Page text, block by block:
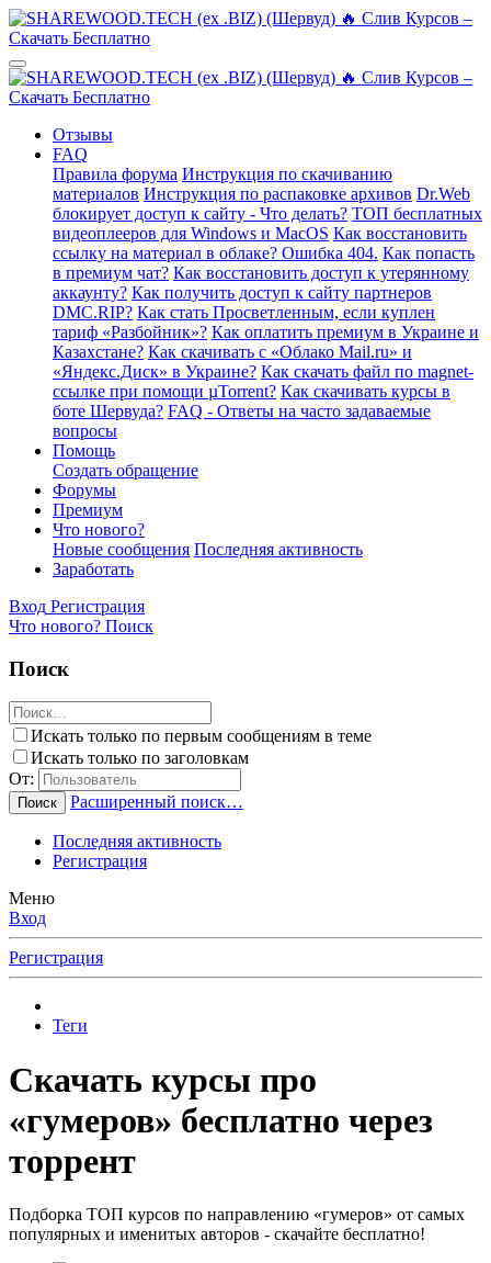
Отзывы
FAQ
Правила форума Инструкция по скачиванию
материалов Инструкция по распаковке архивов Dr.Web
блокирует доступ к сайту - Что делать? ТОП бесплатных
видеоплееров для Windows и MacOS Как восстановить
ссылку на материал в облаке? Ошибка 404. Как попасть
в премиум чат? Как восстановить доступ к утерянному
аккаунту? Как получить доступ к сайту партнеров
DMC.RIP? Как стать Просветленным, если куплен
тариф «Разбойник»? Как оплатить премиум в Украине и
Казахстане? Как скачивать с «Облако Mail.ru» и
«Яндекс.Диск» в Украине? Как скачать файл по magnet-
ссылке при помощи µTorrent? Как скачивать курсы в
боте Шервуда? FAQ - Ответы на часто задаваемые
вопросы
Помощь
Создать обращение
Форумы
Премиум
Что нового?
Новые сообщения Последняя активность
Заработать
Вход Регистрация
Что нового? Поиск
Поиск
Искать только по первым сообщениям в теме
Искать только по заголовкам
От:
Поиск Расширенный поиск…
Последняя активность
Регистрация
Меню
Вход
Регистрация
Теги
Скачать курсы про
«гумеров» бесплатно через
торрент
Подборка ТОП курсов по направлению «гумеров» от самых
популярных и именитых авторов - скачайте бесплатно!